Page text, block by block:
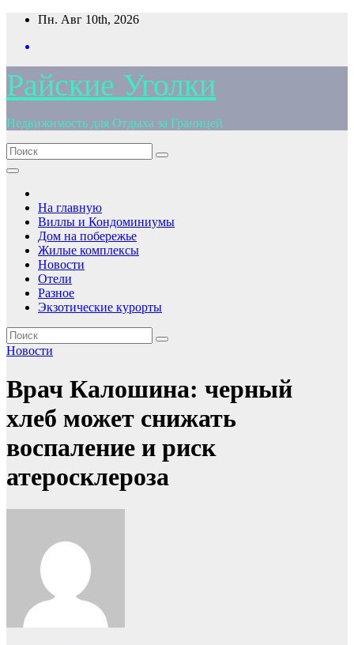
Перейти
содержимому
Пн. Авг 10th, 2026
Райские Уголки
Недвижимость для Отдыха за Границей
На главную
Виллы и Кондоминиумы
Дом на побережье
Жилые комплексы
Новости
Отели
Разное
Экзотические курорты
Новости
Врач Калошина: черный
хлеб может снижать
воспаление и риск
атеросклероза